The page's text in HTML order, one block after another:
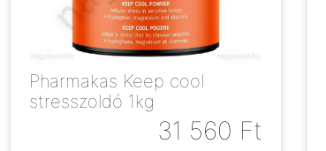
Pharmakas Keep cool
stresszoldó 1kg
31 560 Ft